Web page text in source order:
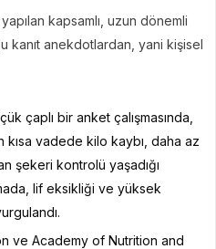
kapsamlı, uzun dönemli
kanıt anekdotlardan, yani kişisel
çaplı bir anket çalışmasında,
kısa vadede kilo kaybı, daha az
şekeri kontrolü yaşadığı
lif eksikliği ve yüksek
ve Academy of Nutrition and